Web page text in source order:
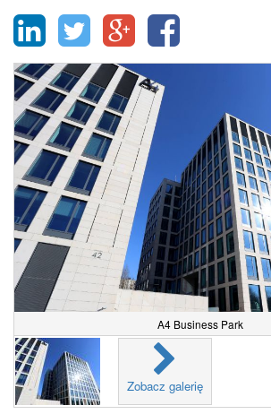
A4 Business Park
Zobacz galerię